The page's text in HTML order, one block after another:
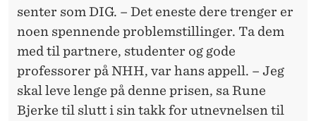
senter som DIG. – Det eneste dere trenger er
noen spennende problemstillinger. Ta dem
med til partnere, studenter og gode
professorer på NHH, var hans appell. – Jeg
skal leve lenge på denne prisen, sa Rune
Bjerke til slutt i sin takk for utnevnelsen til